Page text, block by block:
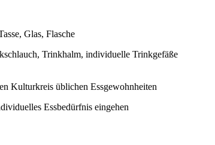
Glas, Flasche
Trinkhalm, individuelle Trinkgefäße
Kulturkreis üblichen Essgewohnheiten
Essbedürfnis eingehen